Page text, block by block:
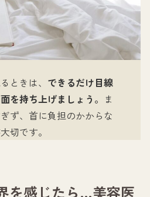
ときは、 できるだけ目線
を持ち上げましょう。 ま
ず、首に負担のかからな
切です。
を感じたら…美容医